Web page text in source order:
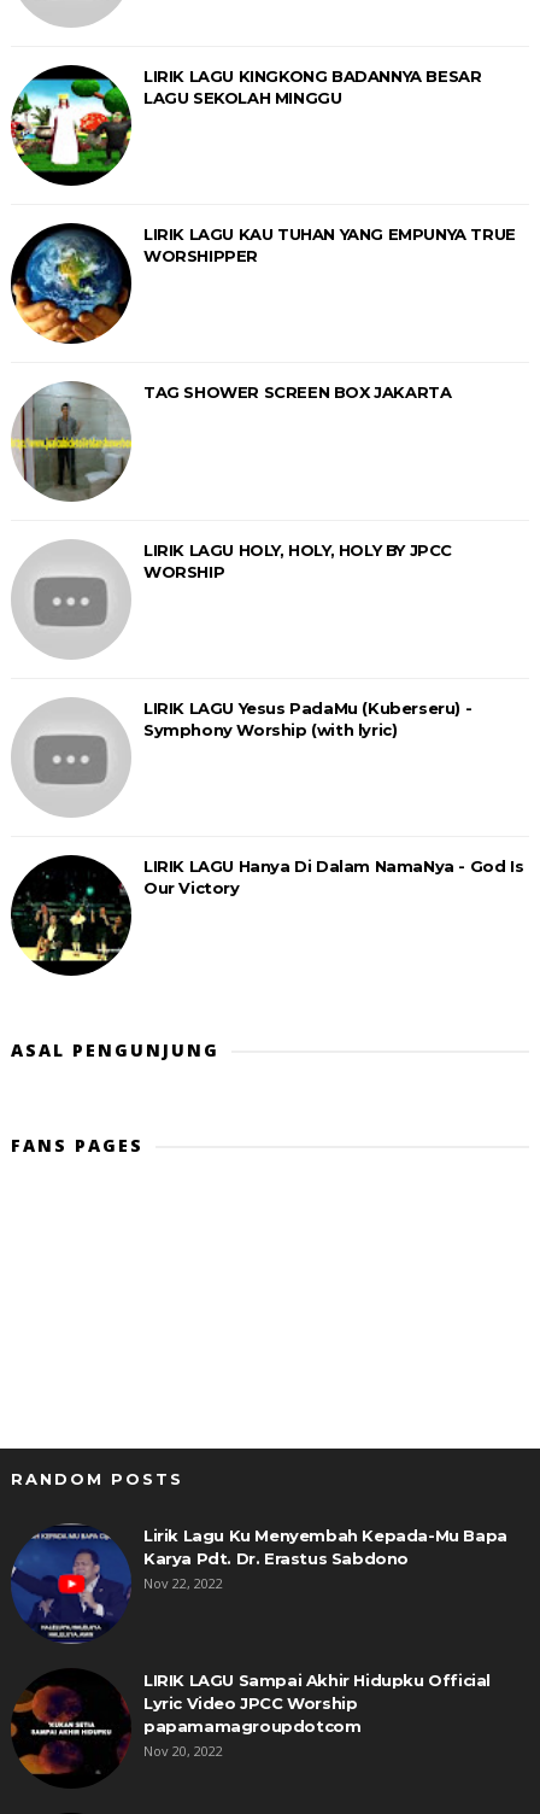
LIRIK LAGU KINGKONG BADANNYA BESAR
LAGU SEKOLAH MINGGU
LIRIK LAGU KAU TUHAN YANG EMPUNYA TRUE
WORSHIPPER
TAG SHOWER SCREEN BOX JAKARTA
LIRIK LAGU HOLY, HOLY, HOLY BY JPCC
WORSHIP
LIRIK LAGU Yesus PadaMu (Kuberseru) -
Symphony Worship (with lyric)
LIRIK LAGU Hanya Di Dalam NamaNya - God Is
Our Victory
ASAL PENGUNJUNG
FANS PAGES
RANDOM POSTS
Lirik Lagu Ku Menyembah Kepada-Mu Bapa
Karya Pdt. Dr. Erastus Sabdono
Nov 22, 2022
LIRIK LAGU Sampai Akhir Hidupku Official
Lyric Video JPCC Worship
papamamagroupdotcom
Nov 20, 2022